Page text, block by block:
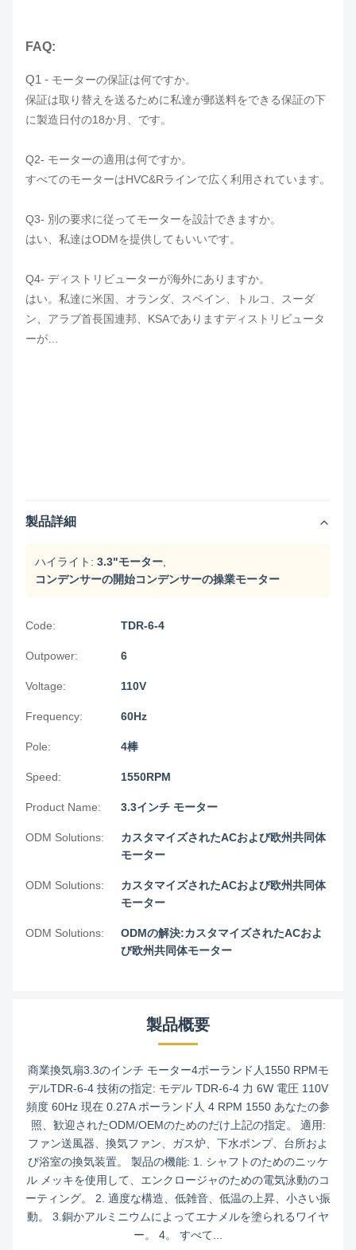
FAQ:
Q1 - モーターの保証は何ですか。
保証は取り替えを送るために私達が郵送料をできる保証の下
に製造日付の18か月、です。
Q2- モーターの適用は何ですか。
すべてのモーターはHVC&Rラインで広く利用されています。
Q3- 別の要求に従ってモーターを設計できますか。
はい、私達はODMを提供してもいいです。
Q4- ディストリビューターが海外にありますか。
はい。私達に米国、オランダ、スペイン、トルコ、スーダ
ン、アラブ首長国連邦、KSAでありますディストリビュータ
ーが…
製品詳細
ハイライト: 3.3"モーター
コンデンサーの開始コンデンサーの操業モーター
Code: TDR-6-4
Outpower: 6
Voltage: 110V
Frequency: 60Hz
Pole: 4棒
Speed: 1550RPM
Product Name: 3.3インチ モーター
ODM Solutions:
カスタマイズされたACおよび欧州共同体
モーター
ODM Solutions:
カスタマイズされたACおよび欧州共同体
モーター
ODM Solutions:
ODMの解決:カスタマイズされたACおよ
び欧州共同体モーター
製品概要
商業換気扇3.3のインチ モーター4ポーランド人1550 RPMモ
デルTDR-6-4 技術の指定: モデル TDR-6-4 力 6W 電圧 110V
頻度 60Hz 現在 0.27A ポーランド人 4 RPM 1550 あなたの参
照、歓迎されたODM/OEMのためのだけ上記の指定。 適用:
ファン送風器、換気ファン、ガス炉、下水ポンプ、台所およ
び浴室の換気装置。 製品の機能: 1. シャフトのためのニッケ
ル メッキを使用して、エンクロージャのための電気泳動のコ
ーティング。 2. 適度な構造、低雑音、低温の上昇、小さい振
動。 3.銅かアルミニウムによってエナメルを塗られるワイヤ
ー。 4。 すべて...